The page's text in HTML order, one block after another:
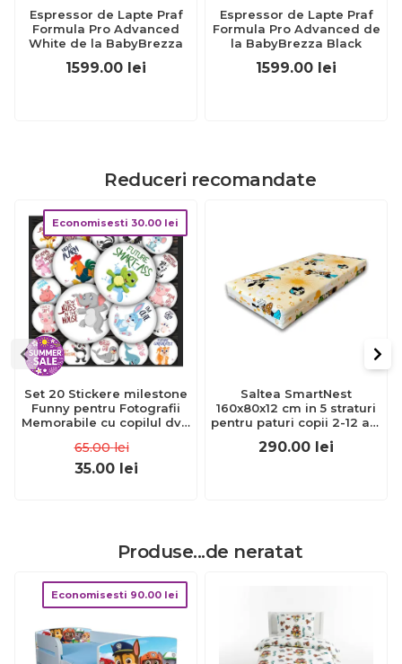
Espressor de Lapte Praf
Formula Pro Advanced
White de la BabyBrezza
1599.00 lei
Espressor de Lapte Praf
Formula Pro Advanced de
la BabyBrezza Black
1599.00 lei
Reduceri recomandate
Economisesti 30.00 lei
Set 20 Stickere milestone
Funny pentru Fotografii
Memorabile cu copilul dvs,
Milestone Stickers
65.00 lei
35.00 lei
Saltea SmartNest
160x80x12 cm in 5 straturi
pentru paturi copii 2-12 ani
290.00 lei
Produse...de neratat
Economisesti 90.00 lei